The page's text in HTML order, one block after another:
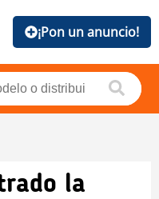
¡Pon un anuncio!
la